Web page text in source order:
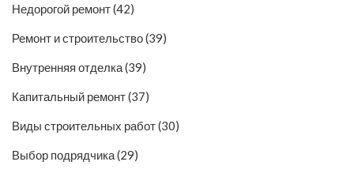
Недорогой ремонт(42)
Ремонт и строительство(39)
Внутренняя отделка(39)
Капитальный ремонт(37)
Виды строительных работ(30)
Выбор подрядчика(29)